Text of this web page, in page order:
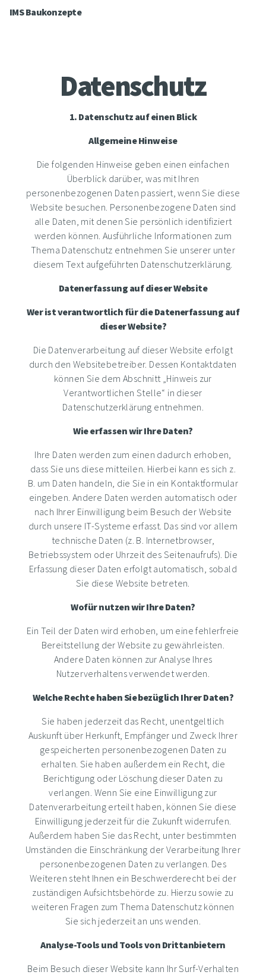
IMS Baukonzepte
Datenschutz
1. Datenschutz auf einen Blick
Allgemeine Hinweise
Die folgenden Hinweise geben einen einfachen
Überblick darüber, was mit Ihren
personenbezogenen Daten passiert, wenn Sie diese
Website besuchen. Personenbezogene Daten sind
alle Daten, mit denen Sie persönlich identifiziert
werden können. Ausführliche Informationen zum
Thema Datenschutz entnehmen Sie unserer unter
diesem Text aufgeführten Datenschutzerklärung.
Datenerfassung auf dieser Website
Wer ist verantwortlich für die Datenerfassung auf
dieser Website?
Die Datenverarbeitung auf dieser Website erfolgt
durch den Websitebetreiber. Dessen Kontaktdaten
können Sie dem Abschnitt „Hinweis zur
Verantwortlichen Stelle“ in dieser
Datenschutzerklärung entnehmen.
Wie erfassen wir Ihre Daten?
Ihre Daten werden zum einen dadurch erhoben,
dass Sie uns diese mitteilen. Hierbei kann es sich z.
B. um Daten handeln, die Sie in ein Kontaktformular
eingeben. Andere Daten werden automatisch oder
nach Ihrer Einwilligung beim Besuch der Website
durch unsere IT-Systeme erfasst. Das sind vor allem
technische Daten (z. B. Internetbrowser,
Betriebssystem oder Uhrzeit des Seitenaufrufs). Die
Erfassung dieser Daten erfolgt automatisch, sobald
Sie diese Website betreten.
Wofür nutzen wir Ihre Daten?
Ein Teil der Daten wird erhoben, um eine fehlerfreie
Bereitstellung der Website zu gewährleisten.
Andere Daten können zur Analyse Ihres
Nutzerverhaltens verwendet werden.
Welche Rechte haben Sie bezüglich Ihrer Daten?
Sie haben jederzeit das Recht, unentgeltlich
Auskunft über Herkunft, Empfänger und Zweck Ihrer
gespeicherten personenbezogenen Daten zu
erhalten. Sie haben außerdem ein Recht, die
Berichtigung oder Löschung dieser Daten zu
verlangen. Wenn Sie eine Einwilligung zur
Datenverarbeitung erteilt haben, können Sie diese
Einwilligung jederzeit für die Zukunft widerrufen.
Außerdem haben Sie das Recht, unter bestimmten
Umständen die Einschränkung der Verarbeitung Ihrer
personenbezogenen Daten zu verlangen. Des
Weiteren steht Ihnen ein Beschwerderecht bei der
zuständigen Aufsichtsbehörde zu. Hierzu sowie zu
weiteren Fragen zum Thema Datenschutz können
Sie sich jederzeit an uns wenden.
Analyse-Tools und Tools von Drittanbietern
Beim Besuch dieser Website kann Ihr Surf-Verhalten